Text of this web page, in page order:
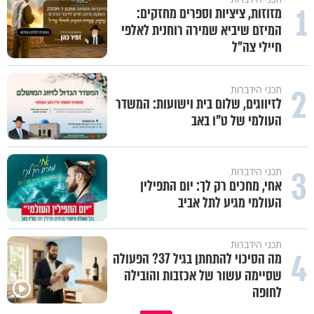
1
מזוזות, ציציות וספרים מחזקים:
המיזם שיביא שמירה רוחנית לאלפי
חיילי צה"ל
2 תכני הידברות
לזיווגים, שלום בית וישועות: המשדר
העולמי של ט"ו באב
3 תכני הידברות
אחי, מחכים רק לך: יום התפילין
העולמי מגיע לתל אביב
4 תכני הידברות
מה הסיכוי להתחתן בגיל 37? הפעולה
שסיימה עשור של אכזבות והובילה
לחופה
כיצד ניתן להרחיב דעתו של האדם?